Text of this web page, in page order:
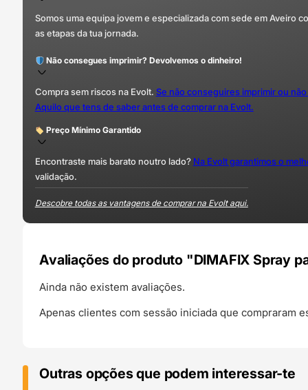
Somos uma equipa jovem e especializada com sede em Aveiro
as etapas da tua jornada.
Não consegues imprimir? Devolvemos o dinheiro!
Compra sem riscos na Evolt. Se não conseguires imprimir ou
Aquilo que tens de saber antes de comprar na Evolt.
Preço Mínimo Garantido
Encontraste mais barato noutro lado? Na Evolt garantimos o
validação.
Descobre todas as vantagens de comprar na Evolt aqui.
Avaliações do produto "DIMAFIX Spray
Ainda não existem avaliações.
Apenas clientes com sessão iniciada que compraram
Outras opções que podem interessar-te